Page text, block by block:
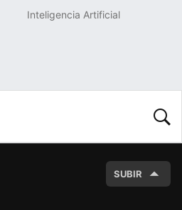
Inteligencia Artificial
SUBIR